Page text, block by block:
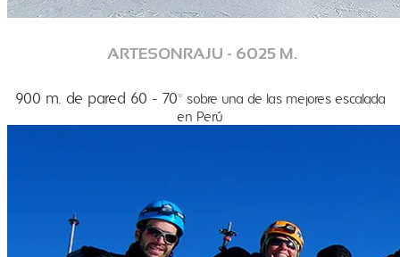
ARTESONRAJU - 6025 M.
900 m. de pared 60 - 70° sobre una de las mejores escalada
en Perú